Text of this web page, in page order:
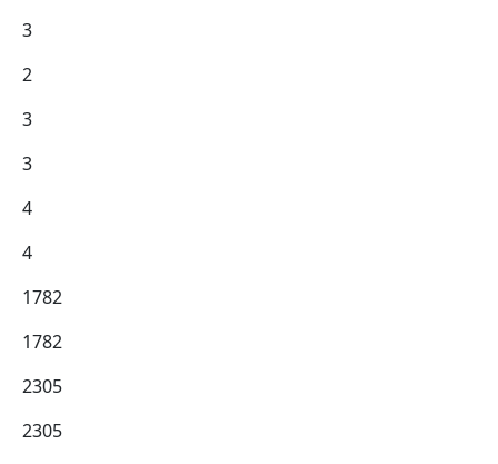
3
2
3
3
4
4
1782
1782
2305
2305